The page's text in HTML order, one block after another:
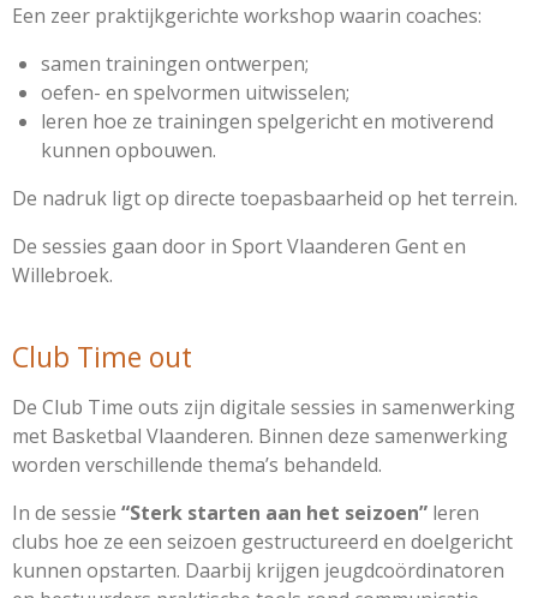
Een zeer praktijkgerichte workshop waarin coaches:
samen trainingen ontwerpen;
oefen- en spelvormen uitwisselen;
leren hoe ze trainingen spelgericht en motiverend
kunnen opbouwen.
De nadruk ligt op directe toepasbaarheid op het terrein.
De sessies gaan door in Sport Vlaanderen Gent en
Willebroek.
Club Time out
De Club Time outs zijn digitale sessies in samenwerking
met Basketbal Vlaanderen. Binnen deze samenwerking
worden verschillende thema’s behandeld.
In de sessie “Sterk starten aan het seizoen” leren
clubs hoe ze een seizoen gestructureerd en doelgericht
kunnen opstarten. Daarbij krijgen jeugdcoördinatoren